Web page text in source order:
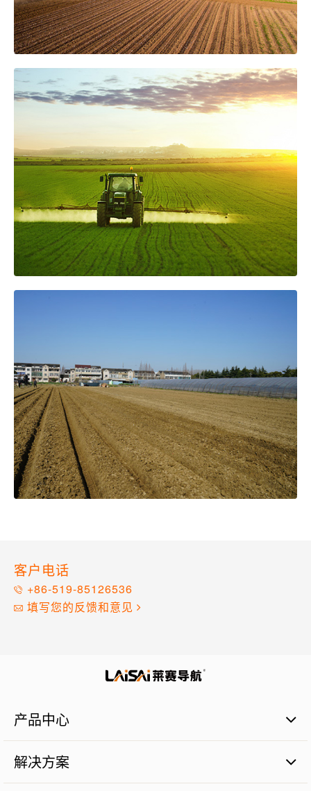
客户电话
+86-519-85126536
填写您的反馈和意见
产品中心
通用仪器
智慧农业
智能建造
解决方案
卫星平地系统